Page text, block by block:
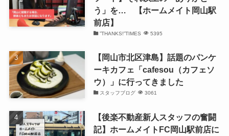
う」を… 【ホームメイト岡山駅
前店】
”THANKS!”TIMES 5395
【岡山市北区津島】話題のパンケ
ーキカフェ「cafesou（カフェソ
ウ）」に行ってきました
スタッフブログ 3061
【後楽不動産新人スタッフの奮闘
記】ホームメイトFC岡山駅前店に